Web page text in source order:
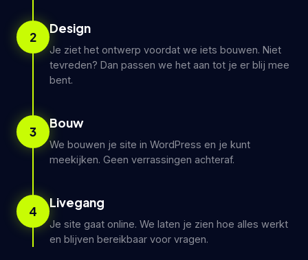
2
Design
Je ziet het ontwerp voordat we iets bouwen. Niet
tevreden? Dan passen we het aan tot je er blij mee
bent.
3
Bouw
We bouwen je site in WordPress en je kunt
meekijken. Geen verrassingen achteraf.
4
Livegang
Je site gaat online. We laten je zien hoe alles werkt
en blijven bereikbaar voor vragen.